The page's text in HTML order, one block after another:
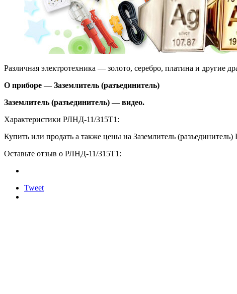
Различная электротехника — золото, серебро, платина и другие
О приборе — Заземлитель (разъединитель)
Заземлитель (разъединитель) — видео.
Характеристики РЛНД-11/315Т1:
Купить или продать а также цены на Заземлитель
Оставьте отзыв о РЛНД-11/315Т1:
Tweet